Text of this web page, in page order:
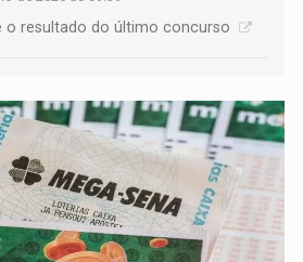
o resultado do último concurso